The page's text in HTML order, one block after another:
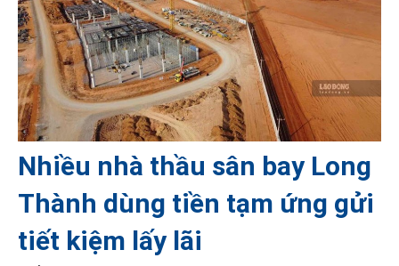
Nhiều nhà thầu sân bay Long
Thành dùng tiền tạm ứng gửi
tiết kiệm lấy lãi